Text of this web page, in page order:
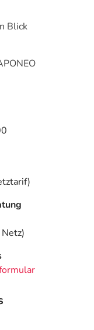
auftreten?
Blick